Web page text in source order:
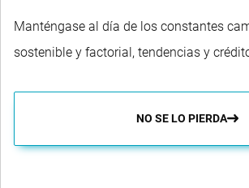
Manténgase al día de los constantes
sostenible y factorial, tendencias y
NO SE LO PIERDA